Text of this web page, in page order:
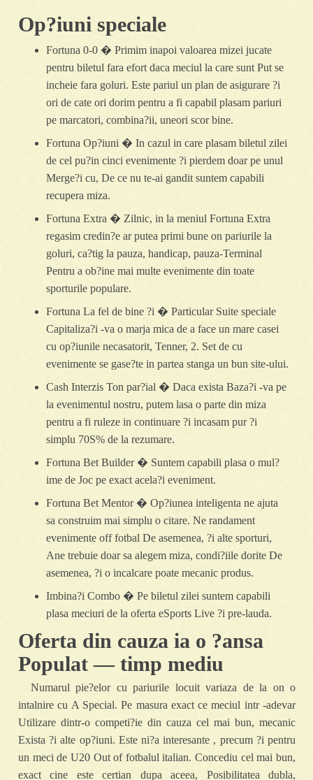
Op?iuni speciale
Fortuna 0-0 � Primim inapoi valoarea mizei jucate
pentru biletul fara efort daca meciul la care sunt Put se
incheie fara goluri. Este pariul un plan de asigurare ?i
ori de cate ori dorim pentru a fi capabil plasam pariuri
pe marcatori, combina?ii, uneori scor bine.
Fortuna Op?iuni � In cazul in care plasam biletul zilei
de cel pu?in cinci evenimente ?i pierdem doar pe unul
Merge?i cu, De ce nu te-ai gandit suntem capabili
recupera miza.
Fortuna Extra � Zilnic, in la meniul Fortuna Extra
regasim credin?e ar putea primi bune on pariurile la
goluri, ca?tig la pauza, handicap, pauza-Terminal
Pentru a ob?ine mai multe evenimente din toate
sporturile populare.
Fortuna La fel de bine ?i � Particular Suite speciale
Capitaliza?i -va o marja mica de a face un mare casei
cu op?iunile necasatorit, Tenner, 2. Set de cu
evenimente se gase?te in partea stanga un bun site-ului.
Cash Interzis Ton par?ial � Daca exista Baza?i -va pe
la evenimentul nostru, putem lasa o parte din miza
pentru a fi ruleze in continuare ?i incasam pur ?i
simplu 70S% de la rezumare.
Fortuna Bet Builder � Suntem capabili plasa o mul?
ime de Joc pe exact acela?i eveniment.
Fortuna Bet Mentor � Op?iunea inteligenta ne ajuta
sa construim mai simplu o citare. Ne randament
evenimente off fotbal De asemenea, ?i alte sporturi,
Ane trebuie doar sa alegem miza, condi?iile dorite De
asemenea, ?i o incalcare poate mecanic produs.
Imbina?i Combo � Pe biletul zilei suntem capabili
plasa meciuri de la oferta eSports Live ?i pre-lauda.
Oferta din cauza ia o ?ansa
Populat — timp mediu
Numarul pie?elor cu pariurile locuit variaza de la on o
intalnire cu A Special. Pe masura exact ce meciul intr -adevar
Utilizare dintr-o competi?ie din cauza cel mai bun, mecanic
Exista ?i alte op?iuni. Este ni?a interesante , precum ?i pentru
un meci de U20 Out of fotbalul italian. Concediu cel mai bun,
exact cine este certian dupa aceea, Posibilitatea dubla,